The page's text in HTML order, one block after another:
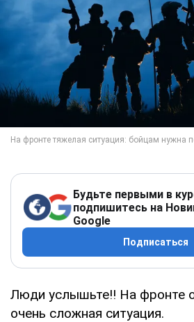
Будьте первыми в
подпишитесь на
Google
Подписаться
Люди услышьте!! На фронте
очень сложная ситуация.